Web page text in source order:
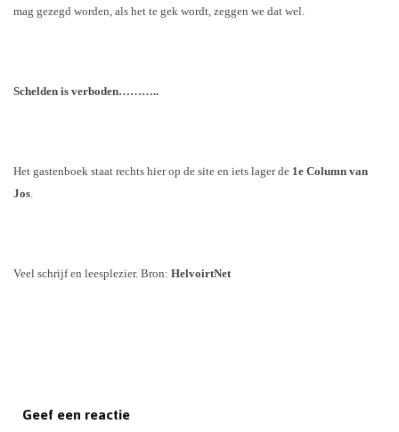
mag gezegd worden, als het te gek wordt, zeggen we dat wel.
Schelden is verboden………..
Het gastenboek staat rechts hier op de site en iets lager de 1e Column van
Jos.
Veel schrijf en leesplezier. Bron: HelvoirtNet
Geef een reactie